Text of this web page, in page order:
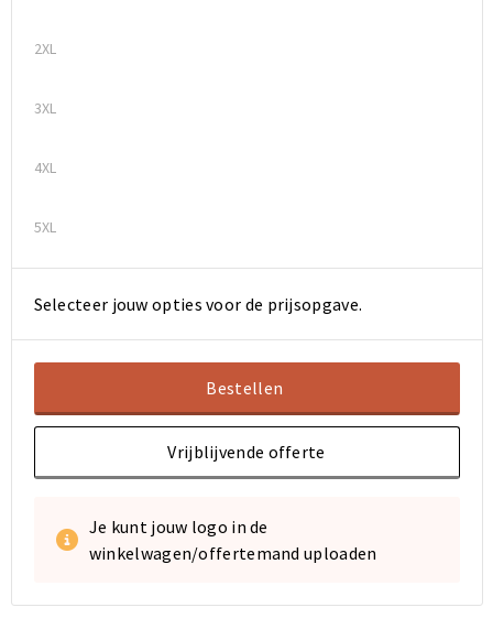
2XL
3XL
4XL
5XL
Selecteer jouw opties voor de prijsopgave.
Bestellen
Vrijblijvende offerte
Je kunt jouw logo in de
winkelwagen/offertemand uploaden